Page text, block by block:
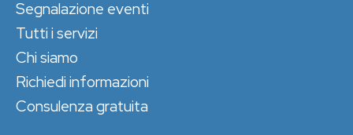
Segnalazione eventi
Tutti i servizi
Chi siamo
Richiedi informazioni
Consulenza gratuita